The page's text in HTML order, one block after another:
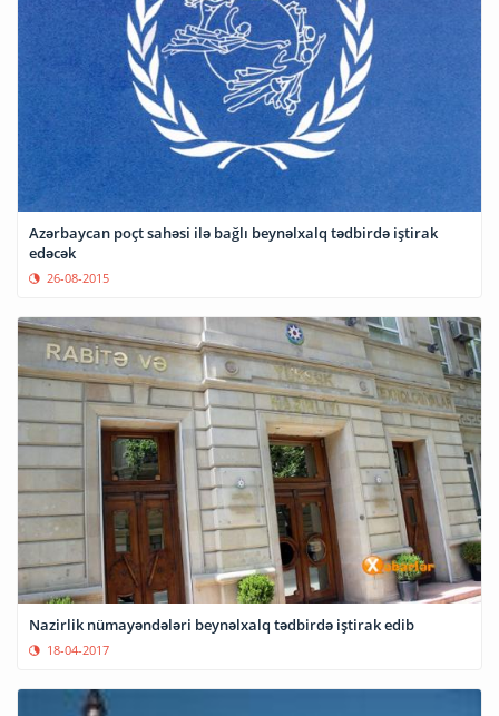
Azərbaycan poçt sahəsi ilə bağlı beynəlxalq tədbirdə iştirak
edəcək
26-08-2015
Nazirlik nümayəndələri beynəlxalq tədbirdə iştirak edib
18-04-2017